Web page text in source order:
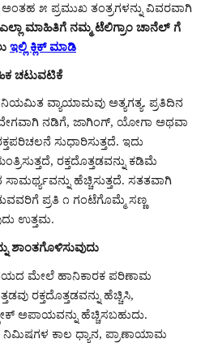
೫ ಪ್ರಮುಖ ತಂತ್ರಗಳನ್ನು ವಿವರವಾಗಿ
ಮಾಹಿತಿಗೆ ನಮ್ಮ ಟೆಲಿಗ್ರಾಂ ಚಾನೆಲ್ ಗೆ
ಇಲ್ಲಿ ಕ್ಲಿಕ್ ಮಾಡಿ
ಚಟುವಟಿಕೆ
ವ್ಯಾಯಾಮವು ಅತ್ಯಗತ್ಯ. ಪ್ರತಿದಿನ
ನಡಿಗೆ, ಜಾಗಿಂಗ್, ಯೋಗಾ ಅಥವಾ
ಸುಧಾರಿಸುತ್ತದೆ. ಇದು
ರಕ್ತದೊತ್ತಡವನ್ನು ಕಡಿಮೆ
ಹೆಚ್ಚಿಸುತ್ತದೆ. ಸತತವಾಗಿ
ಪ್ರತಿ ೧ ಗಂಟೆಗೊಮ್ಮೆ ಸಣ್ಣ
ಉತ್ತಮ.
ಶಾಂತಗೊಳಿಸುವುದು
ಮೇಲೆ ಹಾನಿಕಾರಕ ಪರಿಣಾಮ
ರಕ್ತದೊತ್ತಡವನ್ನು ಹೆಚ್ಚಿಸಿ,
ಅಪಾಯವನ್ನು ಹೆಚ್ಚಿಸಬಹುದು.
ನಿಮಿಷಗಳ ಕಾಲ ಧ್ಯಾನ, ಪ್ರಾಣಾಯಾಮ